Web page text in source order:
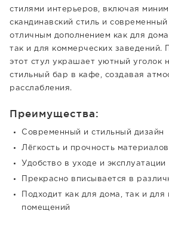
стилями интерьеров, включая
скандинавский стиль и
отличным дополнением как для
так и для коммерческих заведений.
этот стул украшает уютный уголок
стильный бар в кафе, создавая
расслабления.
Преимущества:
Современный и стильный дизайн
Лёгкость и прочность материалов
Удобство в уходе и эксплуатации
Прекрасно вписывается в
Подходит как для дома, так и для
помещений